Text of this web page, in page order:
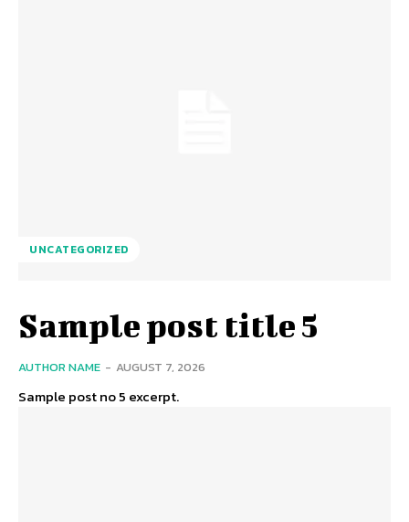
UNCATEGORIZED
Sample post title 5
AUTHOR NAME - AUGUST 7, 2026
Sample post no 5 excerpt.